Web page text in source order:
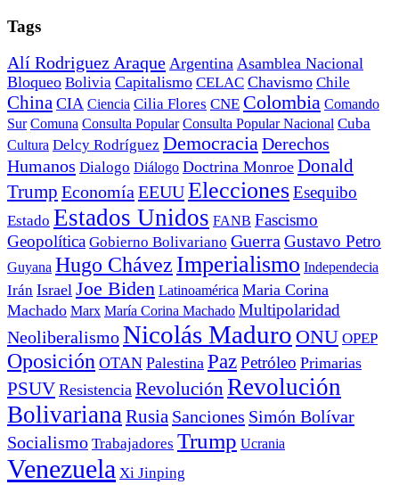
Tags
Alí Rodriguez Araque Argentina Asamblea Nacional
Bloqueo Bolivia Capitalismo CELAC Chavismo Chile
China CIA Ciencia Cilia Flores CNE Colombia Comando
Sur Comuna Consulta Popular Consulta Popular Nacional Cuba
Cultura Delcy Rodríguez DemocraciaDerechos
Humanos Dialogo Diálogo Doctrina Monroe Donald
Trump Economía EEUUEleccionesEsequibo
Estado Estados Unidos FANB Fascismo
Geopolítica Gobierno Bolivariano GuerraGustavo Petro
Guyana Hugo Chávez Imperialismo Independecia
Irán Israel Joe Biden Latinoamérica Maria Corina
Machado Marx María Corina Machado Multipolaridad
NeoliberalismoNicolás Maduro ONU OPEP
Oposición OTAN Palestina PazPetróleo Primarias
PSUV Resistencia Revolución Revolución
BolivarianaRusia Sanciones Simón Bolívar
Socialismo Trabajadores Trump Ucrania
Venezuela Xi Jinping